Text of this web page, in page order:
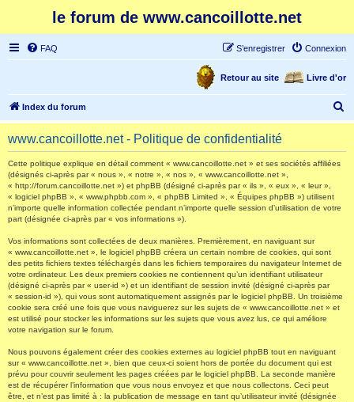
le forum de www.cancoillotte.net
FAQ Connexion
S’enregistrer
Livre d'or
Retour au site
Index du forum
e
www.cancoillotte.net - Politique de confidentialité
Cette politique explique en détail comment « www.cancoillotte.net » et ses sociétés affiliées
(désignés ci-après par « nous », « notre », « nos », « www.cancoillotte.net »,
« http://forum.cancoillotte.net ») et phpBB (désigné ci-après par « ils », « eux », « leur »,
« logiciel phpBB », « www.phpbb.com », « phpBB Limited », « Équipes phpBB ») utilisent
n’importe quelle information collectée pendant n’importe quelle session d’utilisation de votre
part (désignée ci-après par « vos informations »).
Vos informations sont collectées de deux manières. Premièrement, en naviguant sur
« www.cancoillotte.net », le logiciel phpBB créera un certain nombre de cookies, qui sont
des petits fichiers textes téléchargés dans les fichiers temporaires du navigateur Internet de
votre ordinateur. Les deux premiers cookies ne contiennent qu’un identifiant utilisateur
(désigné ci-après par « user-id ») et un identifiant de session invité (désigné ci-après par
« session-id »), qui vous sont automatiquement assignés par le logiciel phpBB. Un troisième
cookie sera créé une fois que vous naviguerez sur les sujets de « www.cancoillotte.net » et
est utilisé pour stocker les informations sur les sujets que vous avez lus, ce qui améliore
votre navigation sur le forum.
Nous pouvons également créer des cookies externes au logiciel phpBB tout en naviguant
sur « www.cancoillotte.net », bien que ceux-ci soient hors de portée du document qui est
prévu pour couvrir seulement les pages créées par le logiciel phpBB. La seconde manière
est de récupérer l’information que vous nous envoyez et que nous collectons. Ceci peut
être, et n’est pas limité à : la publication de message en tant qu’utilisateur invité (désignée